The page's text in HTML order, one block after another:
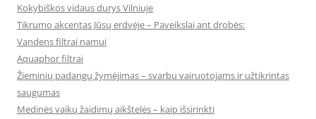
Kokybiškos vidaus durys Vilniuje
Tikrumo akcentas Jūsų erdvėje – Paveikslai ant drobės:
Vandens filtrai namui
Aquaphor filtrai
Žieminių padangų žymėjimas – svarbu vairuotojams ir užtikrintas
saugumas
Medinės vaikų žaidimų aikštelės – kaip išsirinkti